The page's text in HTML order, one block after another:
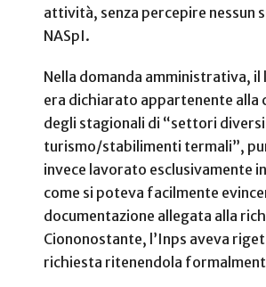
attività, senza percepire nessun
NASpI.
Nella domanda amministrativa,
era dichiarato appartenente alla
degli stagionali di “settori
turismo/stabilimenti termali”,
invece lavorato esclusivamente
come si poteva facilmente
documentazione allegata alla
Ciononostante, l’Inps aveva
richiesta ritenendola